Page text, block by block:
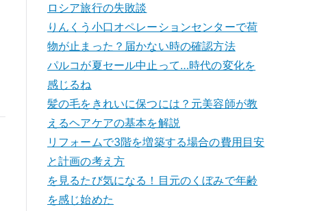
ロシア旅行の失敗談
りんくう小口オペレーションセンターで荷
物が止まった？届かない時の確認方法
パルコが夏セール中止って…時代の変化を
感じるね
髪の毛をきれいに保つには？元美容師が教
えるヘアケアの基本を解説
リフォームで3階を増築する場合の費用目安
と計画の考え方
を見るたび気になる！目元のくぼみで年齢
を感じ始めた